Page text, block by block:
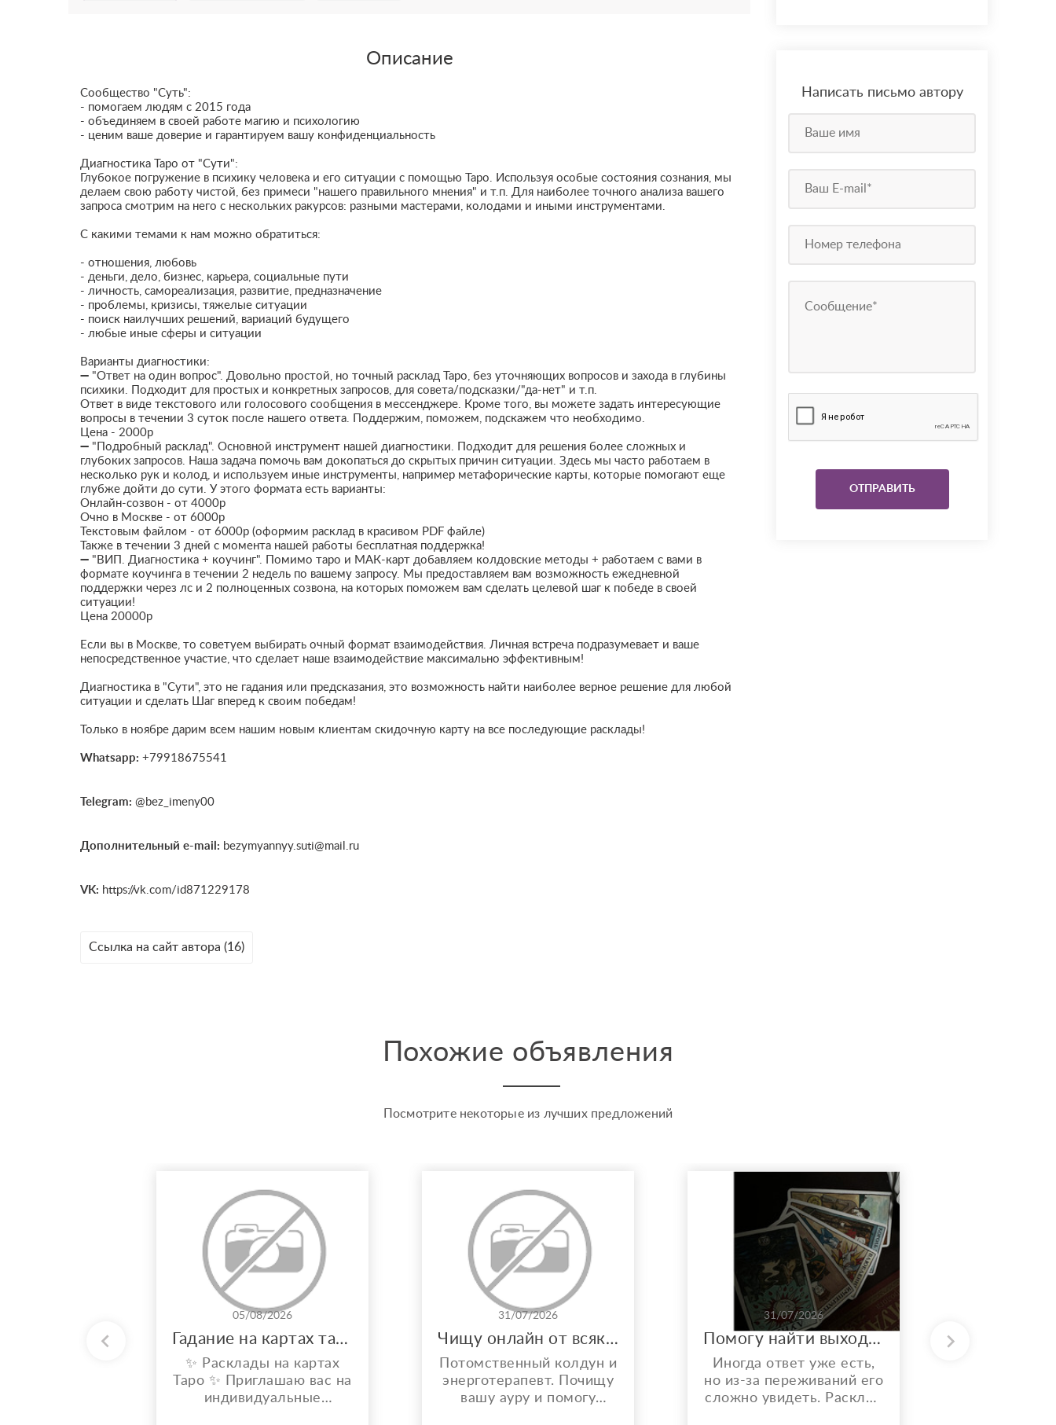
Описание
Сообщество "Суть":
- помогаем людям с 2015 года
- объединяем в своей работе магию и психологию
- ценим ваше доверие и гарантируем вашу конфиденциальность
Диагностика Таро от "Сути":
Глубокое погружение в психику человека и его ситуации с помощью Таро. Используя особые состояния сознания, мы
делаем свою работу чистой, без примеси "нашего правильного мнения" и т.п. Для наиболее точного анализа вашего
запроса смотрим на него с нескольких ракурсов: разными мастерами, колодами и иными инструментами.
С какими темами к нам можно обратиться:
- отношения, любовь
- деньги, дело, бизнес, карьера, социальные пути
- личность, самореализация, развитие, предназначение
- проблемы, кризисы, тяжелые ситуации
- поиск наилучших решений, вариаций будущего
- любые иные сферы и ситуации
Варианты диагностики:
➖ "Ответ на один вопрос". Довольно простой, но точный расклад Таро, без уточняющих вопросов и захода в глубины
психики. Подходит для простых и конкретных запросов, для совета/подсказки/"да-нет" и т.п.
Ответ в виде текстового или голосового сообщения в мессенджере. Кроме того, вы можете задать интересующие
вопросы в течении 3 суток после нашего ответа. Поддержим, поможем, подскажем что необходимо.
Цена - 2000р
➖ "Подробный расклад". Основной инструмент нашей диагностики. Подходит для решения более сложных и
глубоких запросов. Наша задача помочь вам докопаться до скрытых причин ситуации. Здесь мы часто работаем в
несколько рук и колод, и используем иные инструменты, например метафорические карты, которые помогают еще
глубже дойти до сути. У этого формата есть варианты:
Онлайн-созвон - от 4000р
Очно в Москве - от 6000р
Текстовым файлом - от 6000р (оформим расклад в красивом PDF файле)
Также в течении 3 дней с момента нашей работы бесплатная поддержка!
➖ "ВИП. Диагностика + коучинг". Помимо таро и МАК-карт добавляем колдовские методы + работаем с вами в
формате коучинга в течении 2 недель по вашему запросу. Мы предоставляем вам возможность ежедневной
поддержки через лс и 2 полноценных созвона, на которых поможем вам сделать целевой шаг к победе в своей
ситуации!
Цена 20000р
Если вы в Москве, то советуем выбирать очный формат взаимодействия. Личная встреча подразумевает и ваше
непосредственное участие, что сделает наше взаимодействие максимально эффективным!
Диагностика в "Сути", это не гадания или предсказания, это возможность найти наиболее верное решение для любой
ситуации и сделать Шаг вперед к своим победам!
Только в ноябре дарим всем нашим новым клиентам скидочную карту на все последующие расклады!
Whatsapp: +79918675541
Telegram: @bez_imeny00
Дополнительный e-mail: bezymyannyy.suti@mail.ru
VK: https://vk.com/id871229178
Ссылка на сайт автора (16)
Написать письмо автору
Похожие объявления
Посмотрите некоторые из лучших предложений
05/08/2026
Гадание на картах таро
✨ Расклады на картах
Таро ✨ Приглашаю вас на
индивидуальные
31/07/2026
Чищу онлайн от всякой бяки!
Потомственный колдун и
энерготерапевт. Почищу
вашу ауру и помогу
31/07/2026
Помогу найти выход из запутанной ситуации. Вычислю всех врагов за твоей спиной.
Иногда ответ уже есть,
но из-за переживаний его
сложно увидеть. Расклад